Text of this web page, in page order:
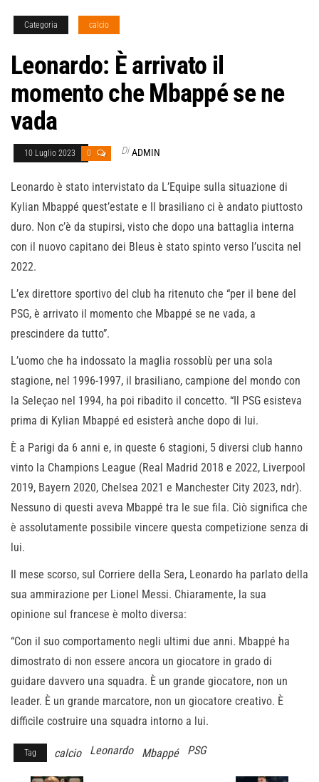
Categoria calcio
Leonardo: È arrivato il
momento che Mbappé se ne
vada
10 Luglio 2023 0 Di ADMIN
Leonardo è stato intervistato da L’Equipe sulla situazione di
Kylian Mbappé quest’estate e Il brasiliano ci è andato piuttosto
duro. Non c’è da stupirsi, visto che dopo una battaglia interna
con il nuovo capitano dei Bleus è stato spinto verso l’uscita nel
2022.
L’ex direttore sportivo del club ha ritenuto che “per il bene del
PSG, è arrivato il momento che Mbappé se ne vada, a
prescindere da tutto”.
L’uomo che ha indossato la maglia rossoblù per una sola
stagione, nel 1996-1997, il brasiliano, campione del mondo con
la Seleçao nel 1994, ha poi ribadito il concetto. “Il PSG esisteva
prima di Kylian Mbappé ed esisterà anche dopo di lui.
È a Parigi da 6 anni e, in queste 6 stagioni, 5 diversi club hanno
vinto la Champions League (Real Madrid 2018 e 2022, Liverpool
2019, Bayern 2020, Chelsea 2021 e Manchester City 2023, ndr).
Nessuno di questi aveva Mbappé tra le sue fila. Ciò significa che
è assolutamente possibile vincere questa competizione senza di
lui.
Il mese scorso, sul Corriere della Sera, Leonardo ha parlato della
sua ammirazione per Lionel Messi. Chiaramente, la sua
opinione sul francese è molto diversa:
“Con il suo comportamento negli ultimi due anni. Mbappé ha
dimostrato di non essere ancora un giocatore in grado di
guidare davvero una squadra. È un grande giocatore, non un
leader. È un grande marcatore, non un giocatore creativo. È
difficile costruire una squadra intorno a lui.
Tag calcio Leonardo Mbappé PSG